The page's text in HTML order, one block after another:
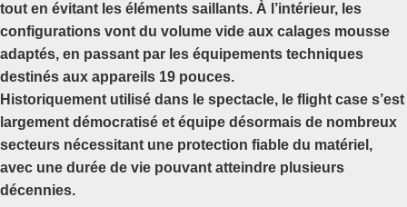
tout en évitant les éléments saillants. À l’intérieur, les
configurations vont du volume vide aux calages mousse
adaptés, en passant par les équipements techniques
destinés aux appareils 19 pouces.
Historiquement utilisé dans le spectacle, le flight case s’est
largement démocratisé et équipe désormais de nombreux
secteurs nécessitant une protection fiable du matériel,
avec une durée de vie pouvant atteindre plusieurs
décennies.